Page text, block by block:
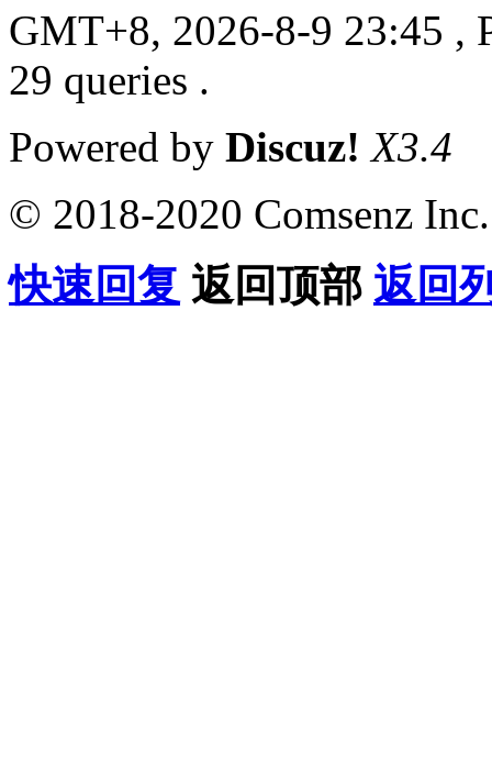
GMT+8, 2026-8-9 23:45 ,
29 queries .
Powered by Discuz! X3.4
© 2018-2020 Comsenz Inc.
快速回复 返回顶部 返回